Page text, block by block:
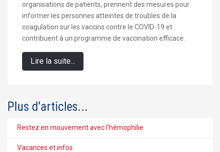
organisations de patients, prennent des mesures pour
informer les personnes atteintes de troubles de la
coagulation sur les vaccins contre le COVID-19 et
contribuent à un programme de vaccination efficace.
Lire la suite...
Plus d'articles...
Restez en mouvement avec l'hémophilie
Vacances et infos